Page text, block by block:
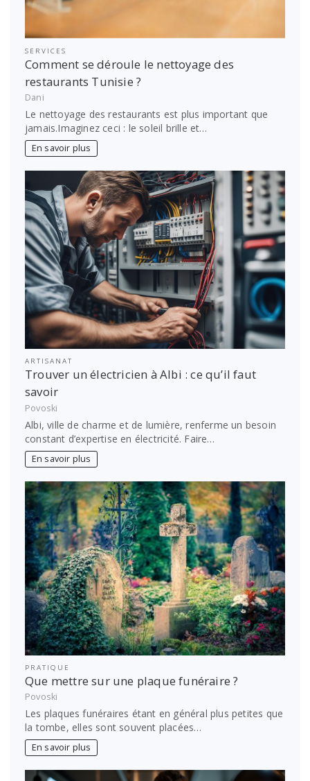
SERVICES
Comment se déroule le nettoyage des
restaurants Tunisie ?
Dani
Le nettoyage des restaurants est plus important que
jamais.Imaginez ceci : le soleil brille et…
En savoir plus
ARTISANAT
Trouver un électricien à Albi : ce qu’il faut
savoir
Povoski
Albi, ville de charme et de lumière, renferme un besoin
constant d’expertise en électricité. Faire…
En savoir plus
PRATIQUE
Que mettre sur une plaque funéraire ?
Povoski
Les plaques funéraires étant en général plus petites que
la tombe, elles sont souvent placées…
En savoir plus